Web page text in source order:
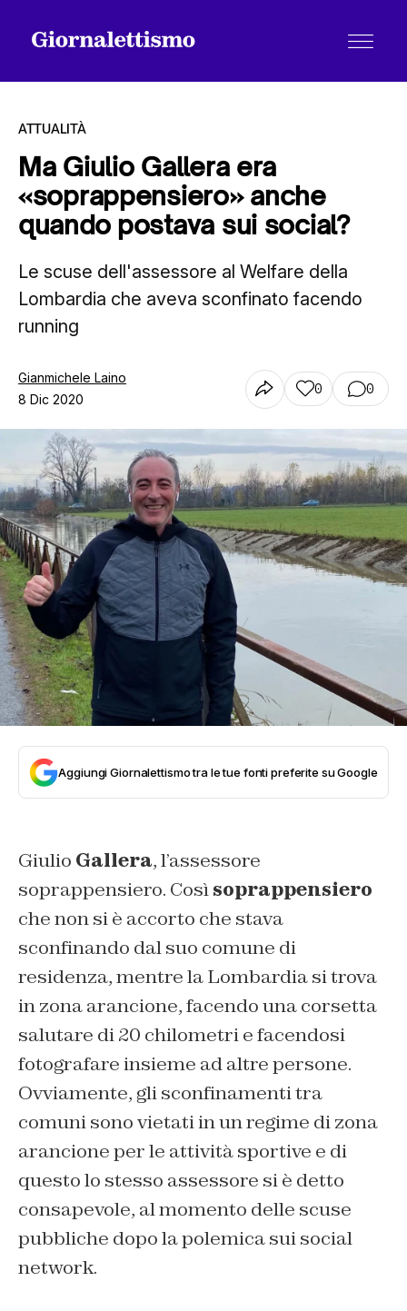
Tutti gli articoli
Chi siamo
Contatti
ATTUALITÀ
Ma Giulio Gallera era
«soprappensiero» anche
quando postava sui social?
Le scuse dell'assessore al Welfare della
Lombardia che aveva sconfinato facendo
running
Gianmichele Laino
8 Dic 2020
0 0
Aggiungi Giornalettismo tra le tue fonti preferite su Google
Giulio Gallera, l’assessore
soprappensiero. Cosìsoprappensiero
che non si è accorto che stava
sconfinando dal suo comune di
residenza, mentre la Lombardia si trova
in zona arancione, facendo una corsetta
salutare di 20 chilometri e facendosi
fotografare insieme ad altre persone.
Ovviamente, gli sconfinamenti tra
comuni sono vietati in un regime di zona
arancione per le attività sportive e di
questo lo stesso assessore si è detto
consapevole, al momento delle scuse
pubbliche dopo la polemica sui social
network.